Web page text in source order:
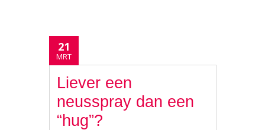
21
MRT
Liever een
neusspray dan een
“hug”?